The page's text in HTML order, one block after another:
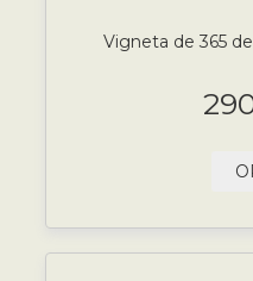
Vigneta de 365